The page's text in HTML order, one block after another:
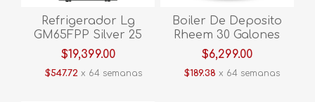
Refrigerador Lg
GM65FPP Silver 25
pies
$19,399.00
$547.72 x 64 semanas
Boiler De Deposito
Rheem 30 Galones
Electrico 220 V
$6,299.00
$189.38 x 64 semanas